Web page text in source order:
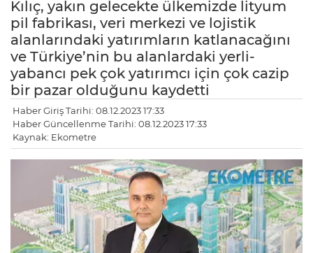
Kılıç, yakın gelecekte ülkemizde lityum
pil fabrikası, veri merkezi ve lojistik
alanlarındaki yatırımların katlanacağını
ve Türkiye’nin bu alanlardaki yerli-
yabancı pek çok yatırımcı için çok cazip
bir pazar olduğunu kaydetti
Haber Giriş Tarihi: 08.12.2023 17:33
Haber Güncellenme Tarihi: 08.12.2023 17:33
Kaynak: Ekometre